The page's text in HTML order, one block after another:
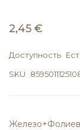
2,45 €
Доступность
SKU